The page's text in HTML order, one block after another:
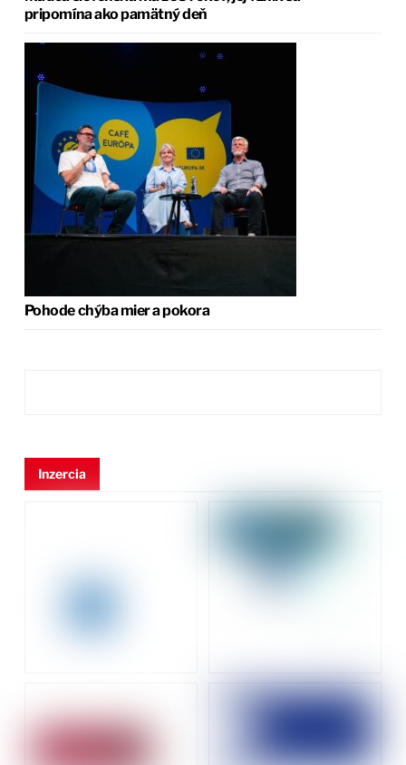
pripomína ako pamätný deň
Pohode chýba mier a pokora
Inzercia